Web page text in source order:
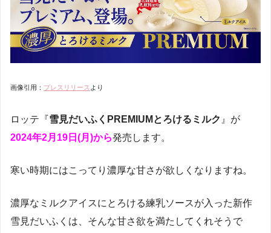
画像引用： プレスリリース より
ロッテ『雪見だいふくPREMIUMとろけるミルク 』が
2024年2月19日(月)から発売します。
寒い時期にはこってり濃厚な甘さが欲しくなりますね。
濃厚なミルクアイスにとろける練乳ソースが入った新作
雪見だいふくは、そんな甘さ欲を満たしてくれそうで